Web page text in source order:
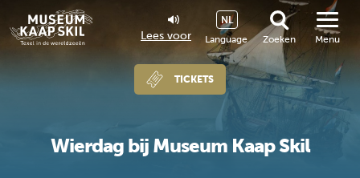
Lees voor Language
NL
Zoeken
TICKETS
Menu
Wierdag bij Museum Kaap Skil